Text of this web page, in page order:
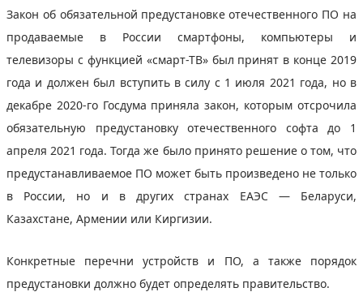
Закон об обязательной предустановке отечественного ПО на
продаваемые в России смартфоны, компьютеры и
телевизоры с функцией «смарт-ТВ» был принят в конце 2019
года и должен был вступить в силу с 1 июля 2021 года, но в
декабре 2020-го Госдума приняла закон, которым отсрочила
обязательную предустановку отечественного софта до 1
апреля 2021 года. Тогда же было принято решение о том, что
предустанавливаемое ПО может быть произведено не только
в России, но и в других странах ЕАЭС — Беларуси,
Казахстане, Армении или Киргизии.
Конкретные перечни устройств и ПО, а также порядок
предустановки должно будет определять правительство.